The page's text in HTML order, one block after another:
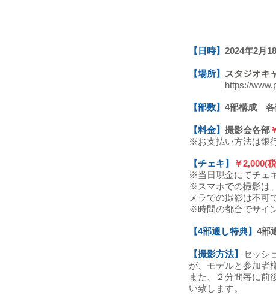
【日時】 2024年2月
【場所】 スタジオキ
https://
【部数】 4部構成 各
【料金】 撮影会各部
※お支払い方法は銀
【チェキ】
￥2,000(
※当日現金にてチェ
※スマホでの撮影は
メラでの撮影は不可
※時間の都合でサイ
【4部通し特典】 4部
【撮影方法】 セッシ
が、モデルと参加者
また、２分間毎に前
い致します。